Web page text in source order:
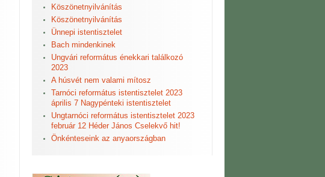
Köszönetnyilvánítás
Köszönetnyilvánítás
Ünnepi istentisztelet
Bach mindenkinek
Ungvári református énekkari találkozó
2023
A húsvét nem valami mítosz
Tarnóci református istentisztelet 2023
április 7 Nagypénteki istentisztelet
Ungtarnóci református istentisztelet 2023
február 12 Héder János Cselekvő hit!
Önkénteseink az anyaországban